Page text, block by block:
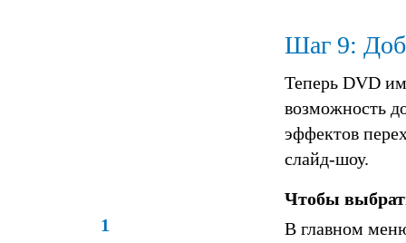
Шаг 9:
Теперь DVD
возможность
эффектов
слайд-шоу.
Чтобы
1
В главном